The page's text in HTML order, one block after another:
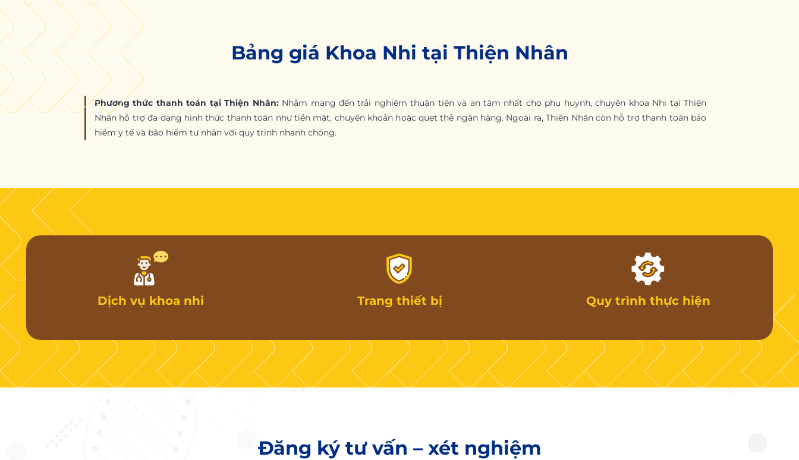
Bảng giá Khoa Nhi tại Thiện Nhân
Phương thức thanh toán tại Thiện Nhân:Nhằm mang đến trải nghiệm thuận tiện và an tâm nhất cho phụ huynh, chuyên khoa Nhi tại Thiện
Nhân hỗ trợ đa dạng hình thức thanh toán như tiền mặt, chuyển khoản hoặc quẹt thẻ ngân hàng. Ngoài ra, Thiện Nhân còn hỗ trợ thanh toán bảo
hiểm y tế và bảo hiểm tư nhân với quy trình nhanh chóng.
Dịch vụ khoa nhi Trang thiết bị Quy trình thực hiện
Đăng ký tư vấn – xét nghiệm